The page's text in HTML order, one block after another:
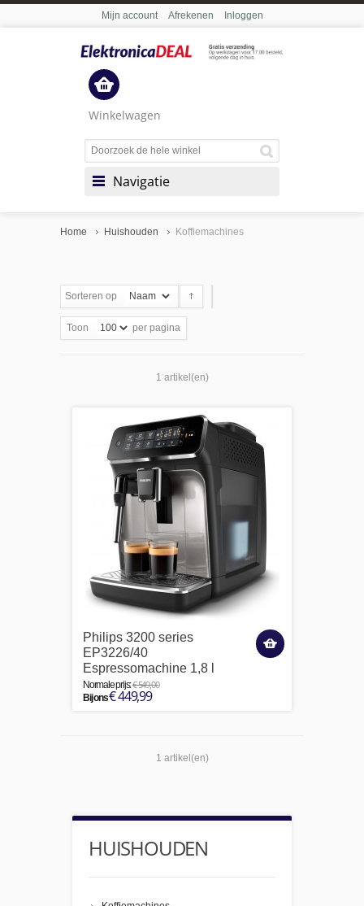
Mijn account Afrekenen Inloggen
Winkelwagen
Navigatie
Home Huishouden Koffiemachines
Sorteren op
Toon per pagina
1 artikel(en)
Philips 3200 series
EP3226/40
Espressomachine 1,8 l
Normale prijs:€ 549,00
Bij ons€ 449,99
1 artikel(en)
HUISHOUDEN